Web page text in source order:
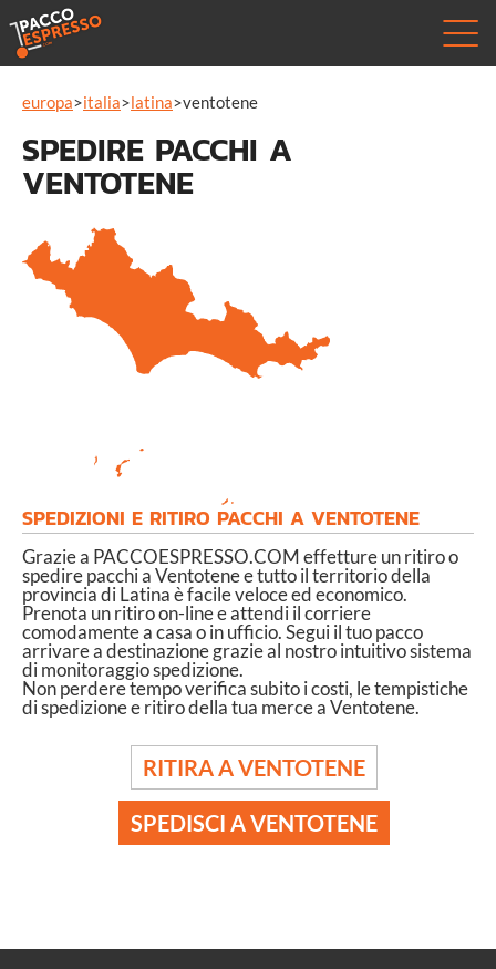
europa>italia>latina>ventotene
SPEDIRE PACCHI A
VENTOTENE
SPEDIZIONI E RITIRO PACCHI A VENTOTENE
Grazie a PACCOESPRESSO.COM effetture un ritiro o
spedire pacchi a Ventotene e tutto il territorio della
provincia di Latina è facile veloce ed economico.
Prenota un ritiro on-line e attendi il corriere
comodamente a casa o in ufficio. Segui il tuo pacco
arrivare a destinazione grazie al nostro intuitivo sistema
di monitoraggio spedizione.
Non perdere tempo verifica subito i costi, le tempistiche
di spedizione e ritiro della tua merce a Ventotene.
RITIRA A VENTOTENE
SPEDISCI A VENTOTENE